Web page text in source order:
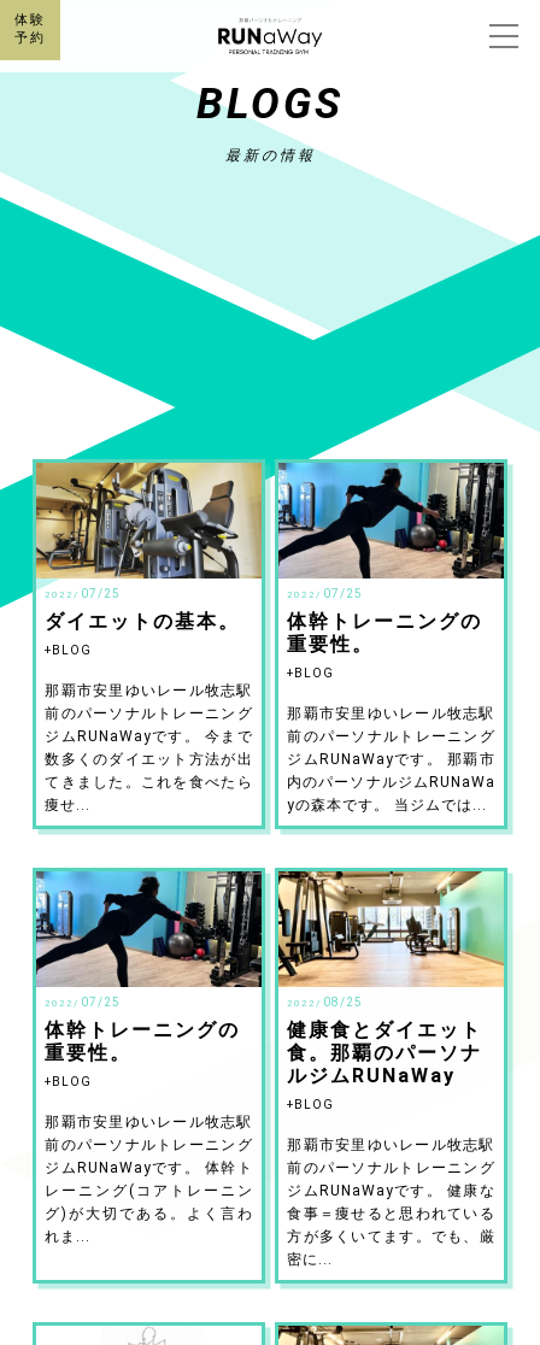
体験
予約
BLOGS
最新の情報
2022/ 07/25
ダイエットの基本。
BLOG
那覇市安里ゆいレール牧志駅
前のパーソナルトレーニング
ジムRUNaWayです。 今まで
数多くのダイエット方法が出
てきました。これを食べたら
痩せ...
2022/ 07/25
体幹トレーニングの
重要性。
BLOG
那覇市安里ゆいレール牧志駅
前のパーソナルトレーニング
ジムRUNaWayです。 那覇市
内のパーソナルジムRUNaWa
yの森本です。 当ジムでは...
2022/ 07/25
体幹トレーニングの
重要性。
BLOG
那覇市安里ゆいレール牧志駅
前のパーソナルトレーニング
ジムRUNaWayです。 体幹ト
レーニング(コアトレーニン
グ)が大切である。よく言わ
れま...
2022/ 08/25
健康食とダイエット
食。那覇のパーソナ
ルジムRUNaWay
BLOG
那覇市安里ゆいレール牧志駅
前のパーソナルトレーニング
ジムRUNaWayです。 健康な
食事＝痩せると思われている
方が多くいてます。でも、厳
密に...